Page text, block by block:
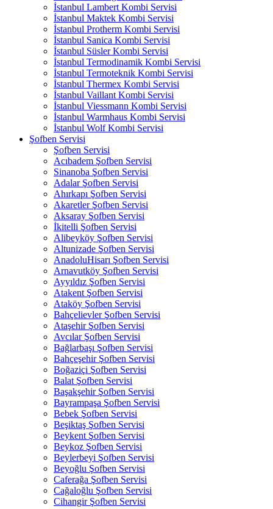
İstanbul Lambert Kombi Servisi
İstanbul Maktek Kombi Servisi
İstanbul Protherm Kombi Servisi
İstanbul Sanica Kombi Servisi
İstanbul Süsler Kombi Servisi
İstanbul Termodinamik Kombi Servisi
İstanbul Termoteknik Kombi Servisi
İstanbul Thermex Kombi Servisi
İstanbul Vaillant Kombi Servisi
İstanbul Viessmann Kombi Servisi
İstanbul Warmhaus Kombi Servisi
İstanbul Wolf Kombi Servisi
Şofben Servisi
Şofben Servisi
Acıbadem Şofben Servisi
Sinanoba Şofben Servisi
Adalar Şofben Servisi
Ahırkapı Şofben Servisi
Akaretler Şofben Servisi
Aksaray Şofben Servisi
İkitelli Şofben Servisi
Alibeyköy Şofben Servisi
Altunizade Şofben Servisi
AnadoluHisarı Şofben Servisi
Arnavutköy Şofben Servisi
Ayyıldız Şofben Servisi
Atakent Şofben Servisi
Ataköy Şofben Servisi
Bahçelievler Şofben Servisi
Ataşehir Şofben Servisi
Avcılar Şofben Servisi
Bağlarbaşı Şofben Servisi
Bahçeşehir Şofben Servisi
Boğaziçi Şofben Servisi
Balat Şofben Servisi
Başakşehir Şofben Servisi
Bayrampaşa Şofben Servisi
Bebek Şofben Servisi
Beşiktaş Şofben Servisi
Beykent Şofben Servisi
Beykoz Şofben Servisi
Beylerbeyi Şofben Servisi
Beyoğlu Şofben Servisi
Caferağa Şofben Servisi
Cağaloğlu Şofben Servisi
Cihangir Şofben Servisi